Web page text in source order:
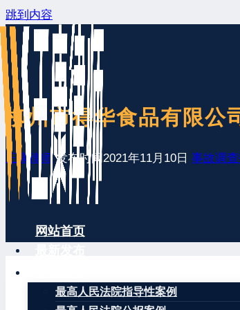
跳到内容
网站首页
最高人民法院指导性案例
柳州市得华食品有限公
王康律师 发布时间2021年11月10日 事故调
2021年7月19日下午，我局接到柳州市